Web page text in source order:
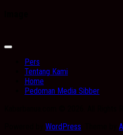
Expand
Pers
Tentang Kami
Home
Pedoman Media Sibber
WordPress